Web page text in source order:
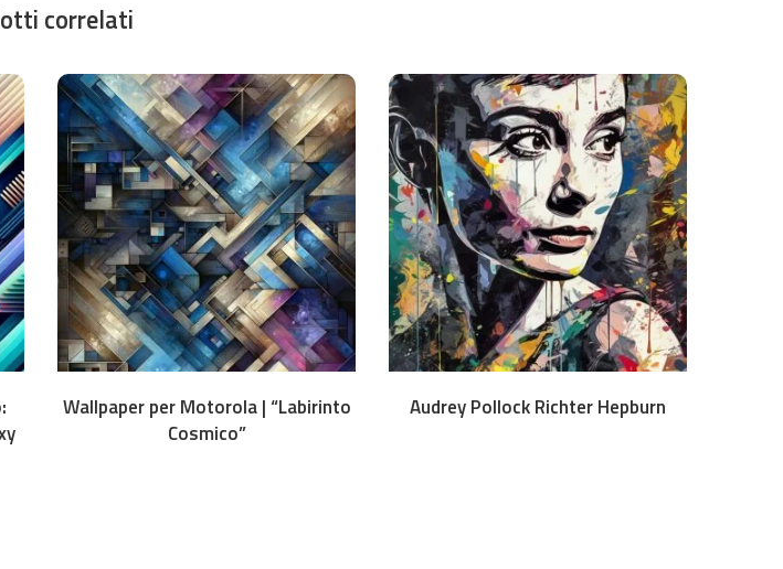
correlati
Download
Wallpaper per Motorola | “Labirinto
Cosmico”
Download
Audrey Pollock Richter Hepburn